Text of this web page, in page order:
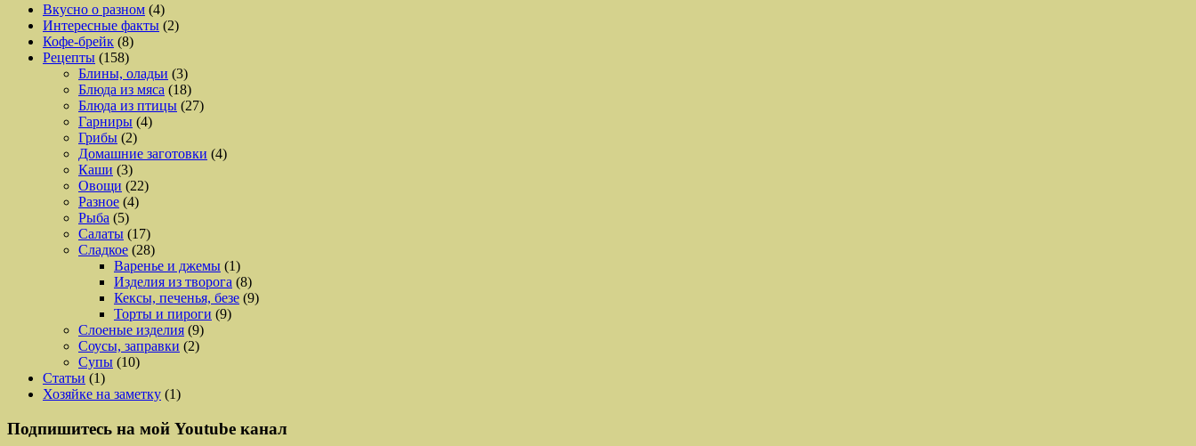
Вкусно о разном (4)
Интересные факты (2)
Кофе-брейк (8)
Рецепты (158)
Блины, оладьи (3)
Блюда из мяса (18)
Блюда из птицы (27)
Гарниры (4)
Грибы (2)
Домашние заготовки (4)
Каши (3)
Овощи (22)
Разное (4)
Рыба (5)
Салаты (17)
Сладкое (28)
Варенье и джемы (1)
Изделия из творога (8)
Кексы, печенья, безе (9)
Торты и пироги (9)
Слоеные изделия (9)
Соусы, заправки (2)
Супы (10)
Статьи (1)
Хозяйке на заметку (1)
Подпишитесь на мой Youtube канал